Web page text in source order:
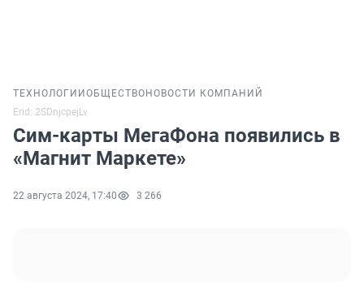
ТЕХНОЛОГИИ ОБЩЕСТВО НОВОСТИ КОМПАНИЙ
Erid: 2SDnjcpejLv
Сим-карты МегаФона появились в
«Магнит Маркете»
22 августа 2024, 17:40 3 266